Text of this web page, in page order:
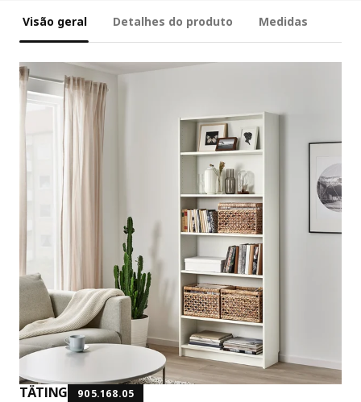
Visão geral Detalhes do produto Medidas
TÄTING 905.168.05